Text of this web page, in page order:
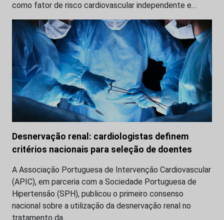
como fator de risco cardiovascular independente e…
Desnervação renal: cardiologistas definem
critérios nacionais para seleção de doentes
A Associação Portuguesa de Intervenção Cardiovascular
(APIC), em parceria com a Sociedade Portuguesa de
Hipertensão (SPH), publicou o primeiro consenso
nacional sobre a utilização da desnervação renal no
tratamento da…